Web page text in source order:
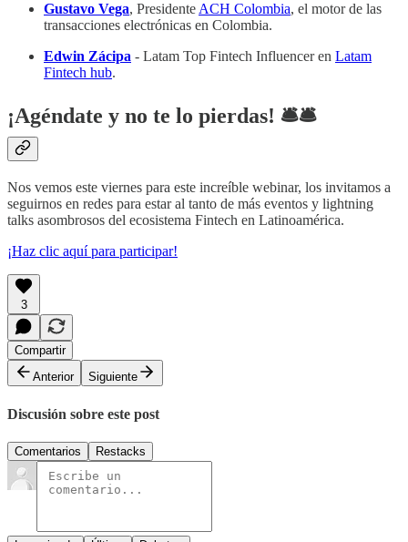
Gustavo Vega, PresidenteACH Colombia, el motor de las
transacciones electrónicas en Colombia.
Edwin Zácipa - Latam Top Fintech Influencer en Latam
Fintech hub.
¡Agéndate y no te lo pierdas! 🛎️​🛎️​
Nos vemos este viernes para este increíble webinar, los invitamos a
seguirnos en redes para estar al tanto de más eventos y lightning
talks asombrosos del ecosistema Fintech en Latinoamérica.
¡Haz clic aquí para participar!
3
Compartir
Anterior
Siguiente
Discusión sobre este post
Comentarios Restacks